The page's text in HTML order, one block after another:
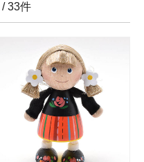
/ 33件